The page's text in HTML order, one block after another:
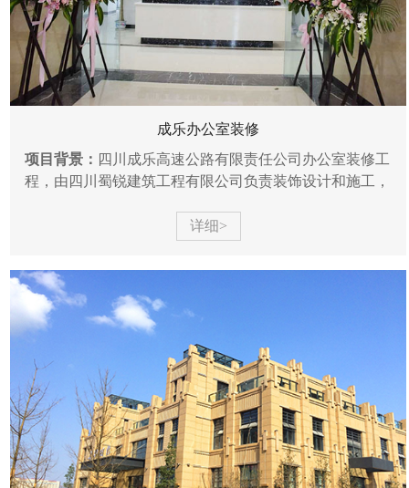
成乐办公室装修
项目背景： 四川成乐高速公路有限责任公司办公室装修工
程，由四川蜀锐建筑工程有限公司负责装饰设计和施工，
详细>